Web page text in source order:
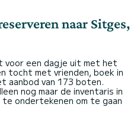
naar Sitges,
een dagje uit met het
tocht met vrienden, boek in
aanbod van 173 boten.
nog maar de inventaris in
ondertekenen om te gaan